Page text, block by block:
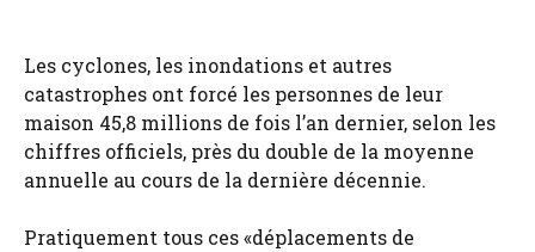
Les cyclones, les inondations et autres
catastrophes ont forcé les personnes de leur
maison 45,8 millions de fois l’an dernier, selon les
chiffres officiels, près du double de la moyenne
annuelle au cours de la dernière décennie.
Pratiquement tous ces «déplacements de